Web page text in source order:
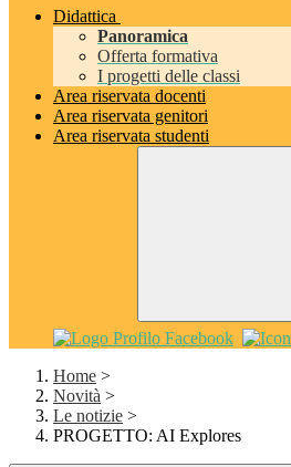
Didattica
Panoramica
Offerta formativa
I progetti delle classi
Area riservata docenti
Area riservata genitori
Area riservata studenti
Home >
Novità >
Le notizie >
PROGETTO: AI Explores